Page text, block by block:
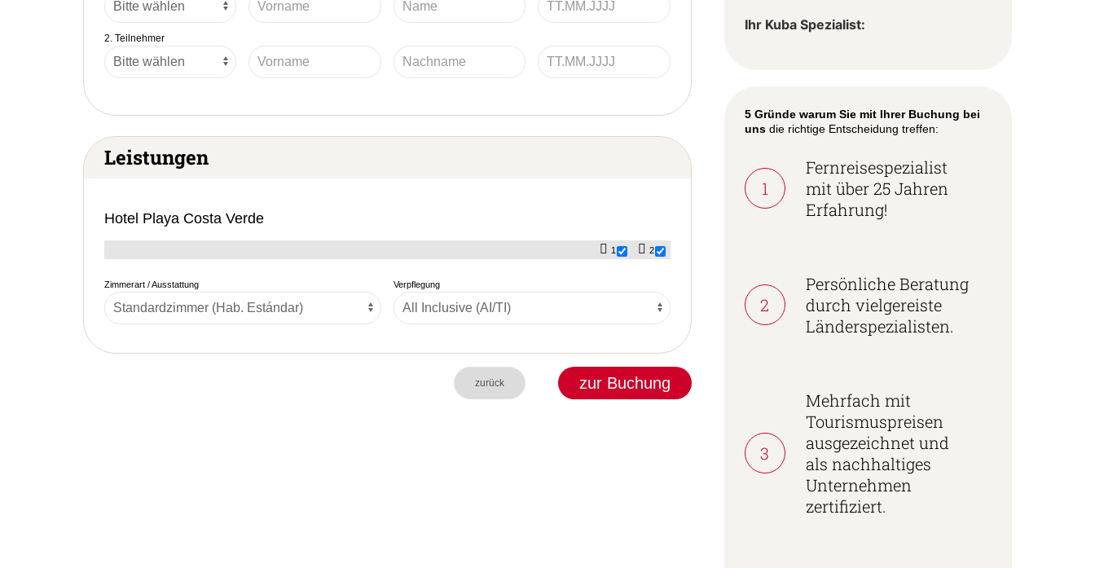
2. Teilnehmer
Leistungen
Hotel Playa Costa Verde
1 2
Zimmerart / Ausstattung Verpflegung
zurück zur Buchung
Ihr Kuba Spezialist:
5 Gründe warum Sie mit Ihrer Buchung bei
unsdie richtige Entscheidung treffen:
1
Fernreisespezialist
mit über 25 Jahren
Erfahrung!
2
Persönliche Beratung
durch vielgereiste
Länderspezialisten.
3
Mehrfach mit
Tourismuspreisen
ausgezeichnet und
als nachhaltiges
Unternehmen
zertifiziert.